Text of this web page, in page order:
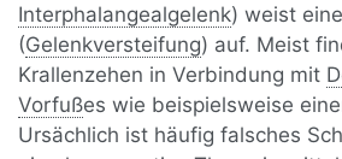
Interphalangealgelenk) weist
(Gelenkversteifung) auf. Meist
Krallenzehen in Verbindung mit
Vorfußes wie beispielsweise
Ursächlich ist häufig falsches